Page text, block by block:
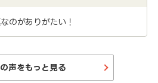
のがありがたい！
声をもっと見る